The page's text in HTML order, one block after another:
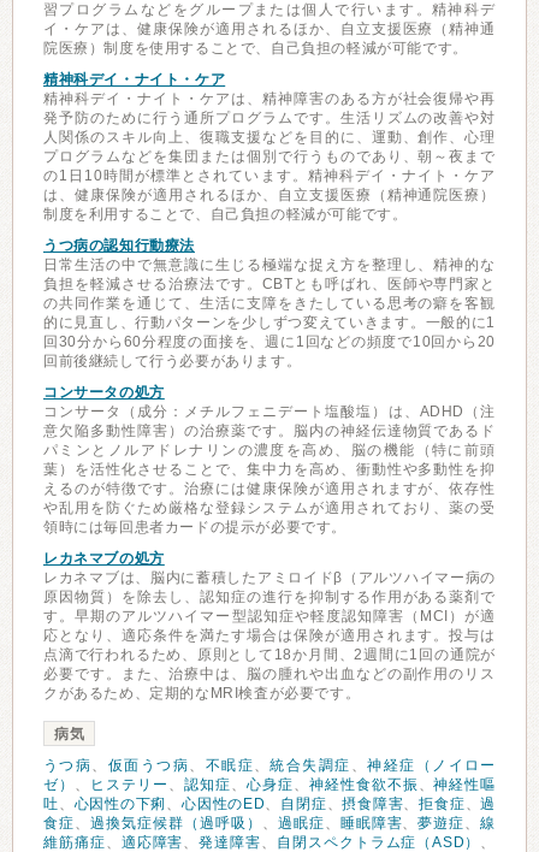
習プログラムなどをグループまたは個人で行います。精神科デ
イ・ケアは、健康保険が適用されるほか、自立支援医療（精神通
院医療）制度を使用することで、自己負担の軽減が可能です。
精神科デイ・ナイト・ケア
精神科デイ・ナイト・ケアは、精神障害のある方が社会復帰や再
発予防のために行う通所プログラムです。生活リズムの改善や対
人関係のスキル向上、復職支援などを目的に、運動、創作、心理
プログラムなどを集団または個別で行うものであり、朝～夜まで
の1日10時間が標準とされています。精神科デイ・ナイト・ケア
は、健康保険が適用されるほか、自立支援医療（精神通院医療）
制度を利用することで、自己負担の軽減が可能です。
うつ病の認知行動療法
日常生活の中で無意識に生じる極端な捉え方を整理し、精神的な
負担を軽減させる治療法です。CBTとも呼ばれ、医師や専門家と
の共同作業を通じて、生活に支障をきたしている思考の癖を客観
的に見直し、行動パターンを少しずつ変えていきます。一般的に1
回30分から60分程度の面接を、週に1回などの頻度で10回から20
回前後継続して行う必要があります。
コンサータの処方
コンサータ（成分：メチルフェニデート塩酸塩）は、ADHD（注
意欠陥多動性障害）の治療薬です。脳内の神経伝達物質であるド
パミンとノルアドレナリンの濃度を高め、脳の機能（特に前頭
葉）を活性化させることで、集中力を高め、衝動性や多動性を抑
えるのが特徴です。治療には健康保険が適用されますが、依存性
や乱用を防ぐため厳格な登録システムが適用されており、薬の受
領時には毎回患者カードの提示が必要です。
レカネマブの処方
レカネマブは、脳内に蓄積したアミロイドβ（アルツハイマー病の
原因物質）を除去し、認知症の進行を抑制する作用がある薬剤で
す。早期のアルツハイマー型認知症や軽度認知障害（MCI）が適
応となり、適応条件を満たす場合は保険が適用されます。投与は
点滴で行われるため、原則として18か月間、2週間に1回の通院が
必要です。また、治療中は、脳の腫れや出血などの副作用のリス
クがあるため、定期的なMRI検査が必要です。
病気
うつ病、 仮面うつ病、 不眠症、統合失調症 、神経症（ノイロー
ゼ） 、 ヒステリー 、 認知症、 心身症、 神経性食欲不振 、神経性嘔
吐、 心因性の下痢 、 心因性のED、 自閉症、摂食障害、拒食症、過
食症、 過換気症候群（過呼吸） 、 過眠症、 睡眠障害、夢遊症、線
維筋痛症、 適応障害、発達障害、 自閉スペクトラム症（ASD） 、